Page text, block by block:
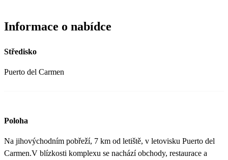
Informace o nabídce
Středisko
Puerto del Carmen
Poloha
Na jihovýchodním pobřeží, 7 km od letiště, v letovisku Puerto del
Carmen.V blízkosti komplexu se nachází obchody, restaurace a